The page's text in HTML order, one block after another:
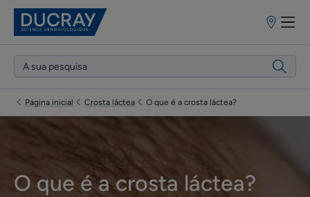
Pontos
venda
Página inicial Crosta láctea O que é a crosta láctea?
O que é a crosta láctea?